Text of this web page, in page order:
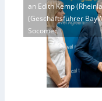
an Edith Kemp
(Geschäftsführer
Socomec